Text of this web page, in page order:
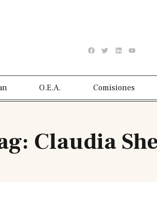
O.E.A. Comisiones
Claudia